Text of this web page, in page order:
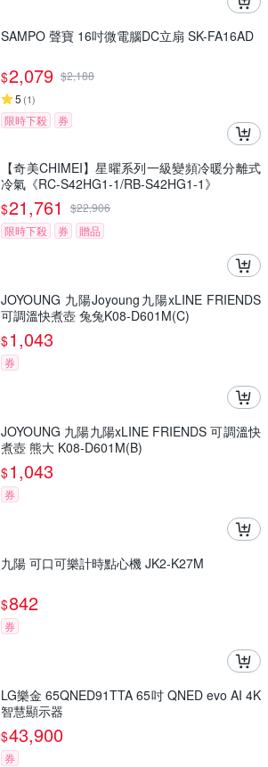
SAMPO 聲寶 16吋微電腦DC立扇 SK-FA16AD
$2,079 $2,188
5 (1)
限時下殺 券
【奇美CHIMEI】星曜系列一級變頻冷暖分離式
冷氣《RC-S42HG1-1/RB-S42HG1-1》
$21,761 $22,906
限時下殺
券 贈品
JOYOUNG 九陽Joyoung九陽xLINE FRIENDS
可調溫快煮壺 兔兔K08-D601M(C)
$1,043
券
JOYOUNG 九陽九陽xLINE FRIENDS 可調溫快
煮壺 熊大 K08-D601M(B)
$1,043
券
九陽 可口可樂計時點心機 JK2-K27M
$842
券
LG樂金 65QNED91TTA 65吋 QNED evo AI 4K
智慧顯示器
$43,900
券